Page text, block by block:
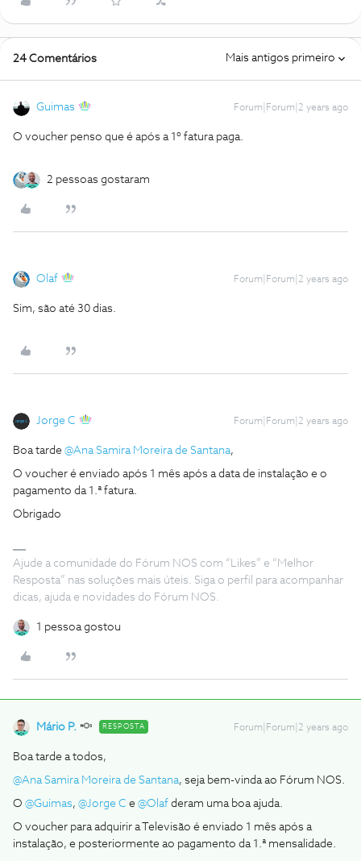
24 Comentários Mais antigos primeiro
Guimas Forum|Forum|2 years ago
O voucher penso que é após a 1º fatura paga.
2 pessoas gostaram
Olaf Forum|Forum|2 years ago
Sim, são até 30 dias.
Jorge C Forum|Forum|2 years ago
Boa tarde @Ana Samira Moreira de Santana,
O voucher é enviado após 1 mês após a data de instalação e o
pagamento da 1.ª fatura.
Obrigado
Ajude a comunidade do Fórum NOS com “Likes” e “Melhor
Resposta” nas soluções mais úteis. Siga o perfil para acompanhar
dicas, ajuda e novidades do Fórum NOS.
1 pessoa gostou
Mário P. RESPOSTA Forum|Forum|2 years ago
Boa tarde a todos,
@Ana Samira Moreira de Santana, seja bem-vinda ao Fórum NOS.
O @Guimas, @Jorge C e @Olaf deram uma boa ajuda.
O voucher para adquirir a Televisão é enviado 1 mês após a
instalação, e posteriormente ao pagamento da 1.ª mensalidade.